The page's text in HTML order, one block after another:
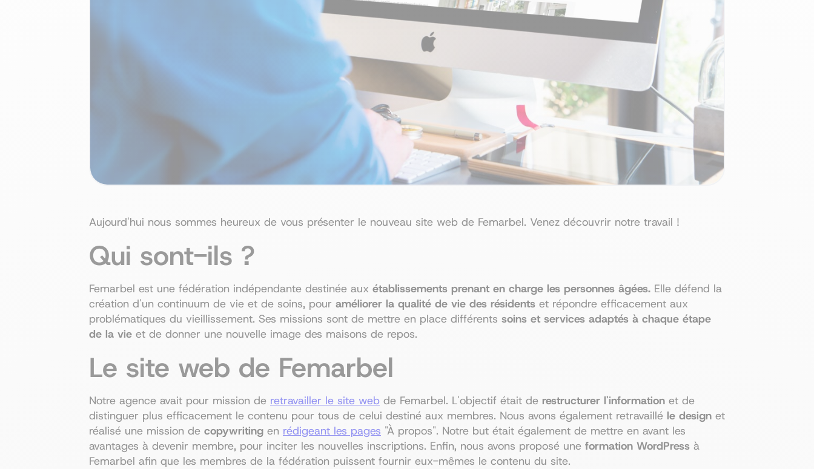
Aujourd'hui nous sommes heureux de vous présenter le nouveau site web de Femarbel. Venez découvrir notre travail !
Qui sont-ils ?
Femarbel est une fédération indépendante destinée aux établissements prenant en charge les personnes âgées. Elle défend la
création d'un continuum de vie et de soins, pour améliorer la qualité de vie des résidents et répondre efficacement aux
problématiques du vieillissement. Ses missions sont de mettre en place différents soins et services adaptés à chaque étape
de la vie et de donner une nouvelle image des maisons de repos.
Le site web de Femarbel
Notre agence avait pour mission de retravailler le site web de Femarbel. L'objectif était de restructurer l'information et de
distinguer plus efficacement le contenu pour tous de celui destiné aux membres. Nous avons également retravaillé le design et
réalisé une mission de copywriting en rédigeant les pages "À propos". Notre but était également de mettre en avant les
avantages à devenir membre, pour inciter les nouvelles inscriptions. Enfin, nous avons proposé une formation WordPress à
Femarbel afin que les membres de la fédération puissent fournir eux-mêmes le contenu du site.